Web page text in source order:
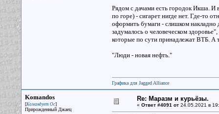
Рядом с дачами есть городок Икша. И
по горе) - сигарет нигде нет. Где-то
оформить бумаги - слишком накладно
задумалось о человеческом
которые по сути принадлежат ВТБ. А
"Люди - новая нефть."
Графика для Jagged Alliance
Komandos
[Командует Ос]
Прирожденный Джаец
Re: Маразм и курьёзы.
« Ответ #4091 от24.05.2021 в